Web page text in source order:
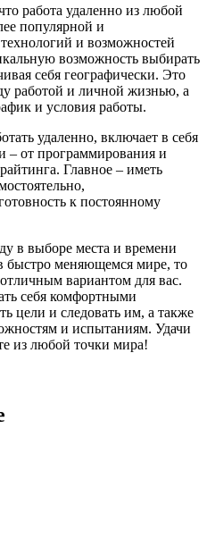
работа удаленно из любой
популярной и
и возможностей
возможность выбирать
себя географически. Это
работой и личной жизнью, а
и условия работы.
удаленно, включает в себя
– от программирования и
Главное – иметь
к постоянному
в выборе места и времени
быстро меняющемся мире, то
вариантом для вас.
себя комфортными
цели и следовать им, а также
и испытаниям. Удачи
из любой точки мира!